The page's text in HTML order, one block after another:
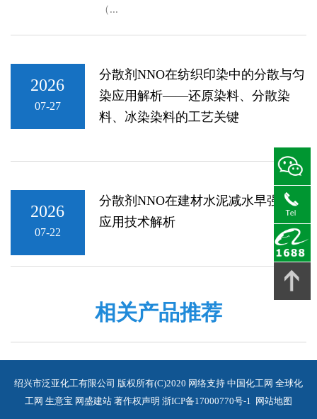
（...
2026
07-27
分散剂NNO在纺织印染中的分散与匀
染应用解析——还原染料、分散染
料、冰染染料的工艺关键
2026
07-22
分散剂NNO在建材水泥减水早强中的
应用技术解析
相关产品推荐
绍兴市泛亚化工有限公司 版权所有(C)2020 网络支持 中国化工网 全球化
工网 生意宝 网盛建站 著作权声明 浙ICP备17000770号-1 网站地图